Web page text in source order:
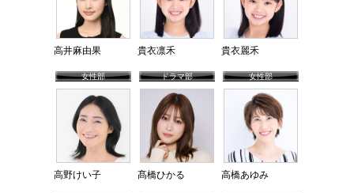
高井麻由果 貴衣凛禾 貴衣麗禾
女性部
高野けい子
ドラマ部
髙橋ひかる
女性部
高橋あゆみ